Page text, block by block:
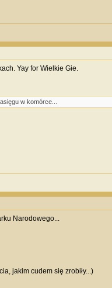
Yay for Wielkie Gie.
w komórce...
Narodowego...
jakim cudem się zrobiły...)